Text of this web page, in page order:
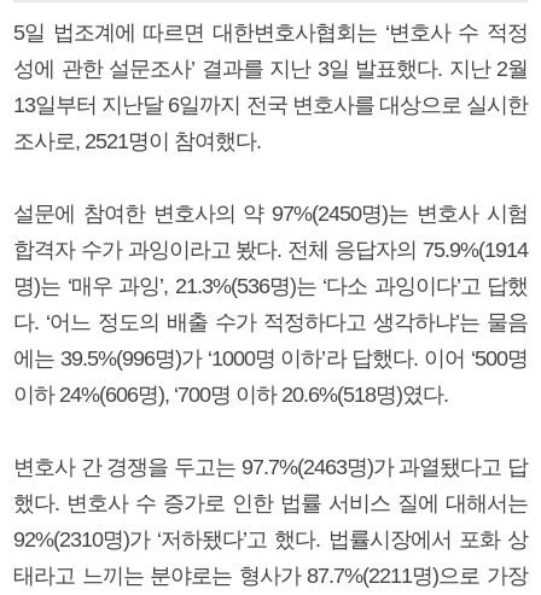
5일 법조계에 따르면 대한변호사협회는 ‘변호사 수 적정
성에 관한 설문조사’ 결과를 지난 3일 발표했다. 지난 2월
13일부터 지난달 6일까지 전국 변호사를 대상으로 실시한
조사로, 2521명이 참여했다.
설문에 참여한 변호사의 약 97%(2450명)는 변호사 시험
합격자 수가 과잉이라고 봤다. 전체 응답자의 75.9%(1914
명)는 ‘매우 과잉’, 21.3%(536명)는 ‘다소 과잉이다’고 답했
다. ‘어느 정도의 배출 수가 적정하다고 생각하냐’는 물음
에는 39.5%(996명)가 ‘1000명 이하’라 답했다. 이어 ‘500명
이하 24%(606명), ‘700명 이하 20.6%(518명)였다.
변호사 간 경쟁을 두고는 97.7%(2463명)가 과열됐다고 답
했다. 변호사 수 증가로 인한 법률 서비스 질에 대해서는
92%(2310명)가 ‘저하됐다’고 했다. 법률시장에서 포화 상
태라고 느끼는 분야로는 형사가 87.7%(2211명)으로 가장